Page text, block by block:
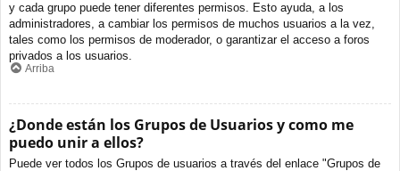
y cada grupo puede tener diferentes permisos. Esto ayuda, a los
administradores, a cambiar los permisos de muchos usuarios a la vez,
tales como los permisos de moderador, o garantizar el acceso a foros
privados a los usuarios.
Arriba
¿Donde están los Grupos de Usuarios y como me
puedo unir a ellos?
Puede ver todos los Grupos de usuarios a través del enlace "Grupos de